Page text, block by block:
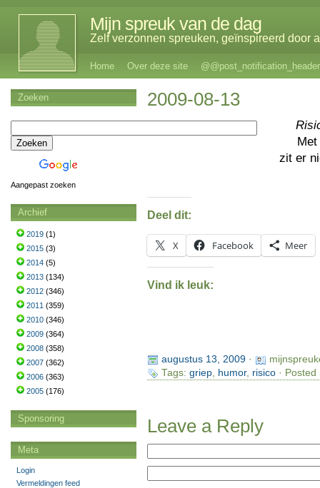
Mijn spreuk van de dag
Zelf verzonnen spreuken, geïnspireerd door
Home Over deze site @@post_notification_header
2009-08-13
zit er
Deel dit:
X Facebook Meer
Vind ik leuk:
augustus 13, 2009·
Tags: griep, humor, risico·
Leave a Reply
Zoeken
Aangepast zoeken
Archief
2019 (1)
2015 (3)
2014 (5)
2013 (134)
2012 (346)
2011 (359)
2010 (346)
2009 (364)
2008 (358)
2007 (362)
2006 (363)
2005 (176)
Sponsoring
Meta
Login
Vermeldingen feed